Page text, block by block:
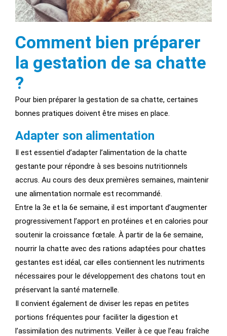
Comment bien préparer
la gestation de sa chatte
?
Pour bien préparer la gestation de sa chatte, certaines
bonnes pratiques doivent être mises en place.
Adapter son alimentation
Il est essentiel d’adapter l’alimentation de la chatte
gestante pour répondre à ses besoins nutritionnels
accrus. Au cours des deux premières semaines, maintenir
une alimentation normale est recommandé.
Entre la 3e et la 6e semaine, il est important d’augmenter
progressivement l’apport en protéines et en calories pour
soutenir la croissance fœtale. À partir de la 6e semaine,
nourrir la chatte avec des rations adaptées pour chattes
gestantes est idéal, car elles contiennent les nutriments
nécessaires pour le développement des chatons tout en
préservant la santé maternelle.
Il convient également de diviser les repas en petites
portions fréquentes pour faciliter la digestion et
l’assimilation des nutriments. Veiller à ce que l’eau fraîche